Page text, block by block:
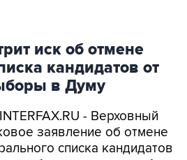
иск об отмене
кандидатов от
в Думу
- Верховный
списка кандидатов
сообщает пресс-служба